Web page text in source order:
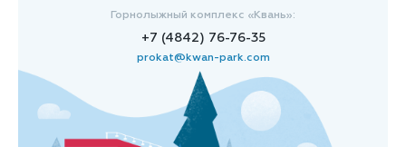
Горнолыжный комплекс «Квань»:
+7 (4842) 76-76-35
prokat@kwan-park.com